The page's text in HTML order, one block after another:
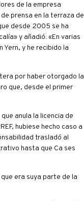
de la empresa
prensa en la terraza de
desde 2005 se ha
y añadió: «En varias
Yern, y he recibido la
por haber otorgado la
que, desde el primer
anula la licencia de
hubiese hecho caso a
trasladó al
hasta que Ca ses
era suya parte de la